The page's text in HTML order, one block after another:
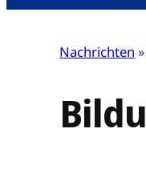
Nachrichten »